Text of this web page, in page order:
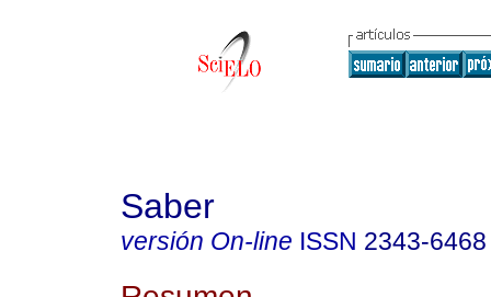
Saber
versión On-line ISSN 2343-6468